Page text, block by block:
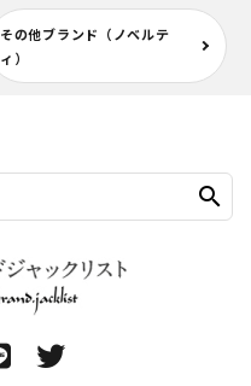
その他ブランド（ノベルテ
ィ）
search